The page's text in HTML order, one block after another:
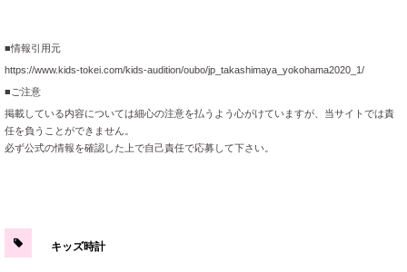
■情報引用元
https://www.kids-tokei.com/kids-audition/oubo/jp_takashimaya_yokohama2020_1/
■ご注意
掲載している内容については細心の注意を払うよう心がけていますが、当サイトでは責
任を負うことができません。
必ず公式の情報を確認した上で自己責任で応募して下さい。
キッズ時計